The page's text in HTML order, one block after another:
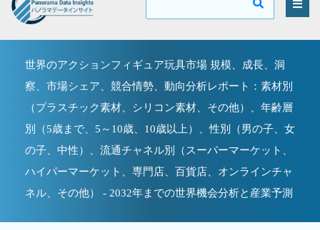
世界のアクションフィギュア玩具市場 規模、成長、洞
察、市場シェア、競合情勢、動向分析レポート：素材別
（プラスチック素材、シリコン素材、その他）、年齢層
別（5歳まで、5～10歳、10歳以上）、性別（男の子、女
の子、中性）、流通チャネル別（スーパーマーケット、
ハイパーマーケット、専門店、百貨店、オンラインチャ
ネル、その他） - 2032年までの世界機会分析と産業予測